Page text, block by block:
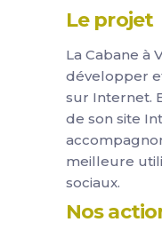
Le projet
La Cabane à
développer
sur Internet.
de son site
meilleure
sociaux.
Nos